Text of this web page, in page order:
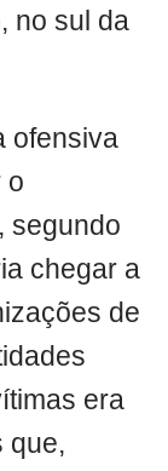
no sul da
ofensiva
o
segundo
chegar a
de
era
que,